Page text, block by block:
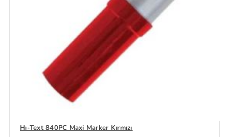
Hı-Text 840PC Maxi Marker Kırmızı